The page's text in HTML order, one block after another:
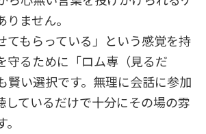
ません。
てもらっている」という感覚を持
守るために「ロム専（見るだ
賢い選択です。無理に会話に参加
しているだけで十分にその場の雰